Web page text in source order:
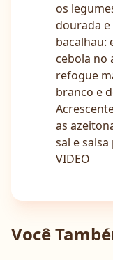
os
dourada
bacalhau:
cebola no
refogue
branco e
as
sal e salsa
VIDEO
Você